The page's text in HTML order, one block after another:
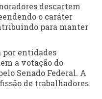
descartem
o caráter
para manter
por entidades
a votação do
Senado Federal. A
de trabalhadores